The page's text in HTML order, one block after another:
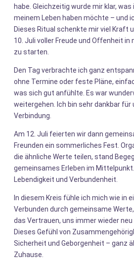
habe. Gleichzeitig wurde mir klar,
meinem Leben haben möchte – und
Dieses Ritual schenkte mir viel Kraft
10. Juli voller Freude und Offenheit in
zu starten.
Den Tag verbrachte ich ganz
ohne Termine oder feste Pläne,
was sich gut anfühlte. Es war
weitergehen. Ich bin sehr dankbar für
Verbindung.
Am 12. Juli feierten wir dann
Freunden ein sommerliches Fest.
die ähnliche Werte teilen, stand
gemeinsames Erleben im
Lebendigkeit und Verbundenheit.
In diesem Kreis fühle ich mich wie in
Verbunden durch gemeinsame
das Vertrauen, uns immer wieder neu
Dieses Gefühl von
Sicherheit und Geborgenheit – ganz
Zuhause.